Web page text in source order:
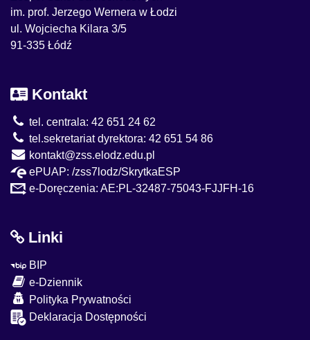
im. prof. Jerzego Wernera w Łodzi
ul. Wojciecha Kilara 3/5
91-335 Łódź
Kontakt
tel. centrala: 42 651 24 62
tel.sekretariat dyrektora: 42 651 54 86
kontakt@zss.elodz.edu.pl
ePUAP: /zss7lodz/SkrytkaESP
e-Doręczenia: AE:PL-32487-75043-FJJFH-16
Linki
BIP
e-Dziennik
Polityka Prywatności
Deklaracja Dostępności